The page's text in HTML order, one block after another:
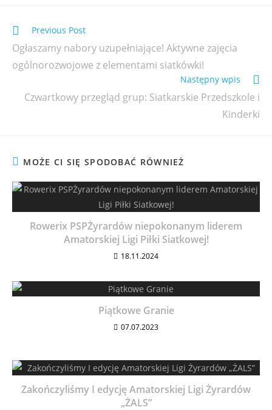
Previous Post
Ogłaszamy nabory uzupełniające! Aktywne zajęcia
ogólnorozwojowe z elementami siatkówki!
Następny wpis
Czwartkowy przegląd grup: Siatkarskie Przedszkole i
Kinderki
MOŻE CI SIĘ SPODOBAĆ RÓWNIEŻ
Rowerix PSPŻyrardów niepokonanym liderem
Amatorskiej Ligi Piłki Siatkowej!
18.11.2024
Piątkowe Granie
07.07.2023
Zakończyliśmy I edycję Amatorskiej Ligi Żyrardów
„ŻALS”